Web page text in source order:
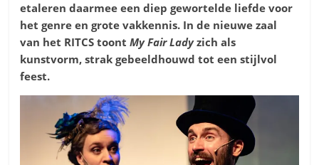
etaleren daarmee een diep gewortelde liefde voor
het genre en grote vakkennis. In de nieuwe zaal
van het RITCS toontMy Fair Ladyzich als
kunstvorm, strak gebeeldhouwd tot een stijlvol
feest.